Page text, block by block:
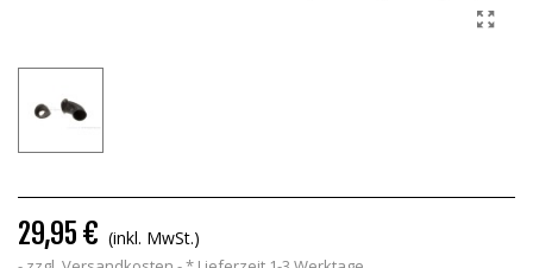
29,95 € (inkl. MwSt.)